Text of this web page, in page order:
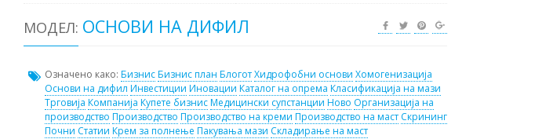
МОДЕЛ: ОСНОВИ НА ДИФИЛ
Означено како: БизнисБизнис план БлоготХидрофобни основи Хомогенизација
Основи на дифил Инвестиции Иновации Каталог на опрема Класификација на мази
Трговија Компанија Купете бизнисМедицински супстанции Ново Организација на
производство Производство Производство на креми Производство на маст Скрининг
Почни Статии Крем за полнење Пакувања мази Складирање на маст